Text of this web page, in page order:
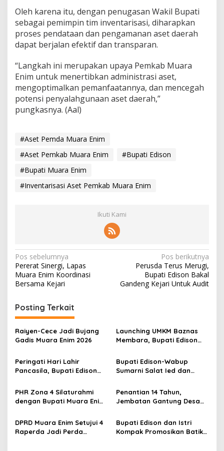
Oleh karena itu, dengan penugasan Wakil Bupati
sebagai pemimpin tim inventarisasi, diharapkan
proses pendataan dan pengamanan aset daerah
dapat berjalan efektif dan transparan.
“Langkah ini merupakan upaya Pemkab Muara
Enim untuk menertibkan administrasi aset,
mengoptimalkan pemanfaatannya, dan mencegah
potensi penyalahgunaan aset daerah,”
pungkasnya. (Aal)
#Aset Pemda Muara Enim
#Aset Pemkab Muara Enim
#Bupati Edison
#Bupati Muara Enim
#Inventarisasi Aset Pemkab Muara Enim
Ikuti Kami
N
a
v
i
g
a
s
i
p
s
Pos sebelumnya
Pererat Sinergi, Lapas
Muara Enim Koordinasi
Bersama Kejari
Pos berikutnya
Perusda Terus Merugi,
Bupati Edison Bakal
Gandeng Kejari Untuk Audit
Posting Terkait
Raiyen-Cece Jadi Bujang
Gadis Muara Enim 2026
Launching UMKM Baznas
Membara, Bupati Edison
Usaha kepada 200
Mustahik
Peringati Hari Lahir
Pancasila, Bupati Edison
Perkokoh Persatuan dan
Kawal Pembangunan
Bupati Edison-Wabup
Sumarni Salat Ied dan
di Masjid Agung
PHR Zona 4 Silaturahmi
dengan Bupati Muara Enim
Sinergi Dukung Ketahanan
Energi Nasional
Penantian 14 Tahun,
Jembatan Gantung Desa
DPRD Muara Enim Setujui 4
Raperda Jadi Perda
Bupati Edison dan Istri
Kompak Promosikan Batik